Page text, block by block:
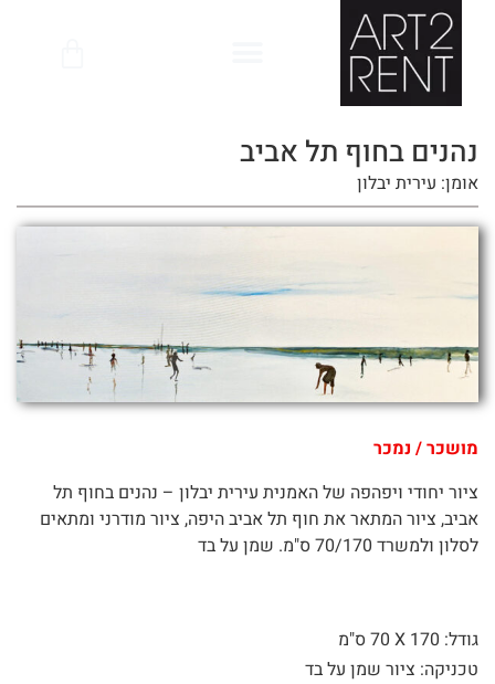
נהנים בחוף תל אביב
אומן: עירית יבלון
מושכר / נמכר
ציור יחודי ויפהפה של האמנית עירית יבלון – נהנים בחוף תל
אביב, ציור המתאר את חוף תל אביב היפה, ציור מודרני ומתאים
לסלון ולמשרד 70/170 ס"מ. שמן על בד
גודל: 170 X
70 ס"מ
טכניקה: ציור שמן על בד